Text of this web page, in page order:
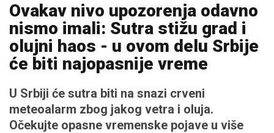
Ovakav nivo upozorenja odavno
nismo imali: Sutra stižu grad i
olujni haos - u ovom delu Srbije
će biti najopasnije vreme
U Srbiji će sutra biti na snazi crveni
meteoalarm zbog jakog vetra i oluja.
Očekujte opasne vremenske pojave u više